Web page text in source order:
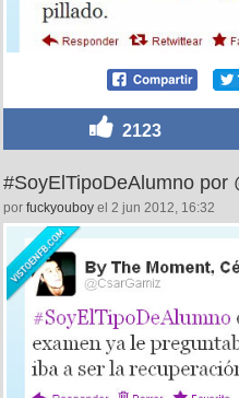
2123
#SoyElTipoDeAlumno por
por fuckyouboy el 2 jun 2012, 16:32